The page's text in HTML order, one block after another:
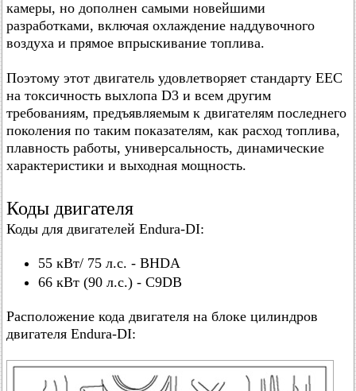
камеры, но дополнен самыми новейшими
разработками, включая охлаждение наддувочного
воздуха и прямое впрыскивание топлива.
Поэтому этот двигатель удовлетворяет стандарту ЕЕС
на токсичность выхлопа D3 и всем другим
требованиям, предъявляемым к двигателям последнего
поколения по таким показателям, как расход топлива,
плавность работы, универсальность, динамические
характеристики и выходная мощность.
Коды двигателя
Коды для двигателей Endura-DI:
55 кВт/ 75 л.с. - BHDA
66 кВт (90 л.с.) - C9DB
Расположение кода двигателя на блоке цилиндров
двигателя Endura-DI: